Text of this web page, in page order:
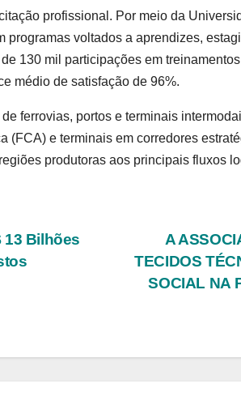
profissional. Por meio da
programas voltados a aprendizes,
130 mil participações em
médio de satisfação de 96%.
ferrovias, portos e terminais
(FCA) e terminais em corredores
produtoras aos principais fluxos
A
TECIDOS
SOCIAL NA
13 Bilhões